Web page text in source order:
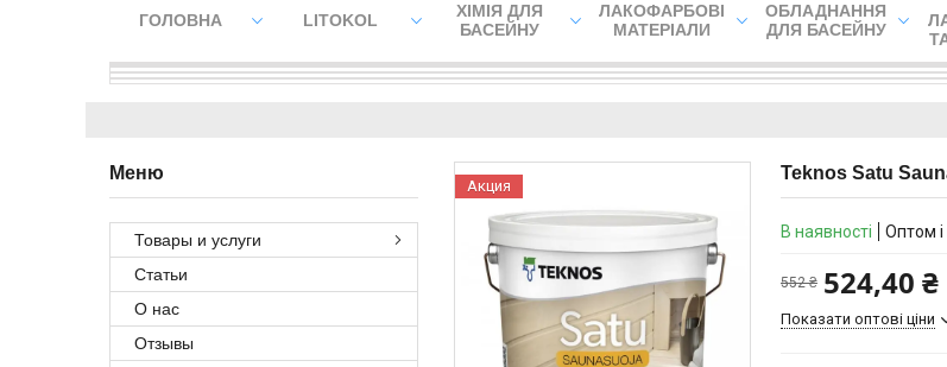
ГОЛОВНА LITOKOL
ХІМІЯ ДЛЯ
БАСЕЙНУ
ЛАКОФАРБОВІ
МАТЕРІАЛИ
ОБЛАДНАННЯ
ДЛЯ БАСЕЙНУ
Акция
Teknos Satu
В наявності Оптом і
552 ₴ 524,40 ₴
Показати оптові ціни
Товары и услуги
Статьи
О нас
Отзывы